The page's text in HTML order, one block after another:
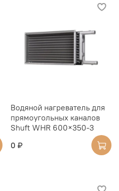
Водяной нагреватель для
прямоугольных каналов
Shuft WHR 600×350-3
0 ₽